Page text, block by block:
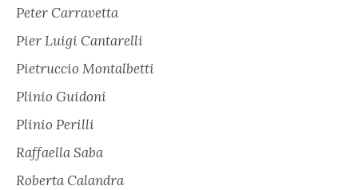
Peter Carravetta
Pier Luigi Cantarelli
Pietruccio Montalbetti
Plinio Guidoni
Plinio Perilli
Raffaella Saba
Roberta Calandra